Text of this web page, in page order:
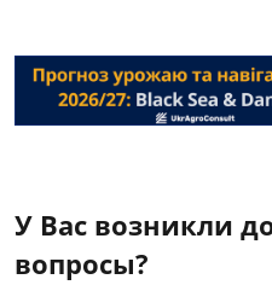
У Вас возникли
вопросы?